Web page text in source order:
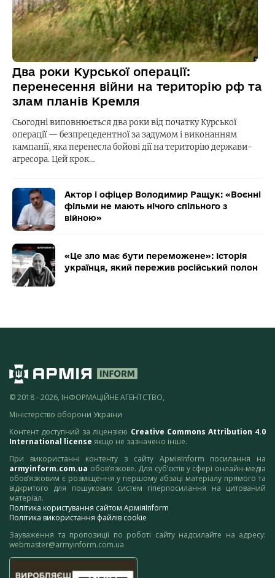
Два роки Курської операції:
перенесення війни на територію рф та
злам планів Кремля
Сьогодні виповнюється два роки від початку Курської
операції — безпрецедентної за задумом і виконанням
кампанії, яка перенесла бойові дії на територію держави-
агресора. Цей крок…
Актор і офіцер Володимир Ращук: «Воєнні
фільми не мають нічого спільного з
війною»
«Це зло має бути переможене»: історія
українця, який пережив російський полон
© 2018 - 2026, ІНФОРМАЦІЙНЕ АГЕНТСТВО,
Міністерство оборони України
Контент доступний за ліцензією Creative Commons Attribution 4.0
International license якщо не зазначено інше.
При використанні контенту з сайту АрміяInform посилання на
armyinform.com.ua обов’язкове. Для суб’єктів у сфері онлайн-медіа
обов’язковим є розміщення у першому абзаці матеріалу прямого та
відкритого для пошукових систем гіперпосилання на цитований
матеріал.
Політика користування сайтом АрміяInform
Політика використання файлів cookie
Зауваження та пропозиції по роботі сайту надсилайте на адресу:
webmaster@armyinform.com.ua